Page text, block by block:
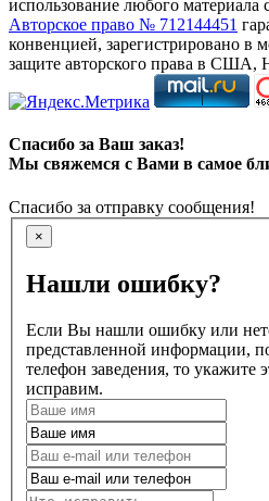
использование любого материала
Авторское право № 712144451
конвенцией, зарегистрировано в
защите авторского права в США,
Спасибо за Ваш заказ!
Мы свяжемся с Вами в самое
Спасибо за отправку сообщения!
×
Нашли ошибку?
Если Вы нашли ошибку или
представленной информации,
телефон заведения, то
исправим.